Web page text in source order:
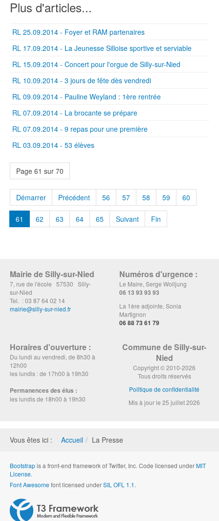
Plus d'articles...
RL 25.09.2014 - Foyer et RAM partenaires
RL 17.09.2014 - La Jeunesse Silloise sportive et serviable
RL 15.09.2014 - Concert pour l'orgue de Silly-sur-Nied
RL 10.09.2014 - 3 jours de fête dès vendredi
RL 09.09.2014 - Pauline Weyland : 1ère rentrée
RL 07.09.2014 - La brocante se prépare
RL 07.09.2014 - 9 repas pour une première
RL 03.09.2014 - 53 élèves
Page 61 sur 70
Démarrer Précédent 56 57 58 59 60
61 62 63 64 65 Suivant Fin
Mairie de Silly-sur-Nied
7, rue de l'école 57530 Silly-
sur-Nied
Tel. : 03 87 64 02 14
mairie@silly-sur-nied.fr
Numéros d'urgence :
Le Maire, Serge Wolljung
06 13 93 93 93
La 1ère adjointe, Sonia
Martignon
06 88 73 61 79
Horaires d'ouverture :
Du lundi au vendredi, de 8h30 à
12h00
les lundis : de 17h00 à 19h30
Permanences des élus :
les lundis de 18h00 à 19h30
Commune de Silly-sur-
Nied
Copyright © 2010-2026
Tous droits réservés
Politique de confidentialité
Mis à jour le 25 juillet 2026
Vous êtes ici : Accueil La Presse
Bootstrapis a front-end framework of Twitter, Inc. Code licensed underMIT
License.
Font Awesomefont licensed underSIL OFL 1.1.